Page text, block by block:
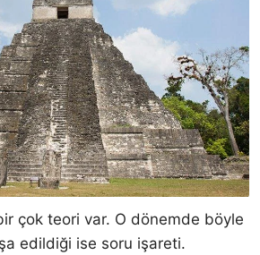
çok teori var. O dönemde böyle
edildiği ise soru işareti.